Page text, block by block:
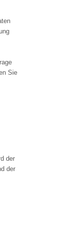
Sie
der
der